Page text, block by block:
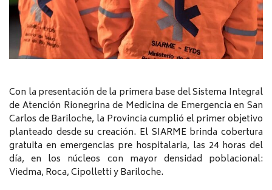
Con la presentación de la primera base del Sistema Integral
de Atención Rionegrina de Medicina de Emergencia en San
Carlos de Bariloche, la Provincia cumplió el primer objetivo
planteado desde su creación. El SIARME brinda cobertura
gratuita en emergencias pre hospitalaria, las 24 horas del
día, en los núcleos con mayor densidad poblacional:
Viedma, Roca, Cipolletti y Bariloche.